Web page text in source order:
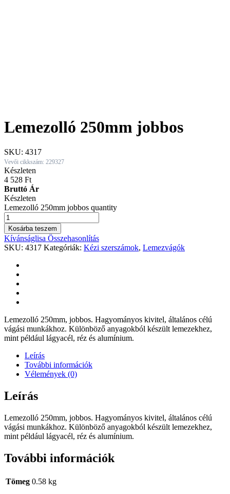
Lemezolló 250mm jobbos
SKU: 4317
Vevői cikkszám: 229327
Készleten
4 528 Ft
Bruttó Ár
Készleten
Lemezolló 250mm jobbos quantity
Kosárba teszem
Kívánságlisa Összehasonlítás
SKU: 4317 Kategóriák: Kézi szerszámok, Lemezvágók
Lemezolló 250mm, jobbos. Hagyományos kivitel, általános célú
vágási munkákhoz. Különböző anyagokból készült lemezekhez,
mint például lágyacél, réz és alumínium.
Leírás
További információk
Vélemények (0)
Leírás
Lemezolló 250mm, jobbos. Hagyományos kivitel, általános célú
vágási munkákhoz. Különböző anyagokból készült lemezekhez,
mint például lágyacél, réz és alumínium.
További információk
Tömeg 0.58 kg